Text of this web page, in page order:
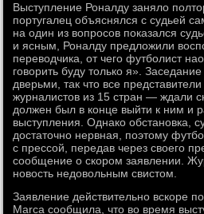
Выступление Роналду заняло
португалец объяснялся с судьей
на один из вопросов показался
и ясным, Роналду предложили
переводчика, от чего футболист
говорить буду только я».
дверьми, так что все
журналистов из 15 стран — ждали
должен был в конце выйти к ним и
выступления. Однако обстановка,
достаточно нервная, поэтому
с прессой, передав через своего
сообщение о скором заявлении.
новость недовольным свистом.
Заявление действительно вскоре
Marca сообщила, что во время